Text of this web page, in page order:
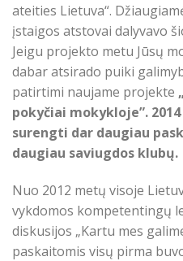
ateities Lietuva“.
įstaigos atstovai dalyvavo
Jeigu projekto metu Jūsų
dabar atsirado puiki
patirtimi naujame projekte „
pokyčiai mokykloje”.
surengti dar daugiau
daugiau saviugdos klubų.
Nuo 2012 metų visoje
vykdomos kompetentingų
diskusijos „Kartu mes
paskaitomis visų pirma